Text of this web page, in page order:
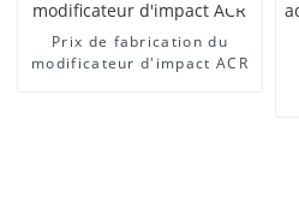
Prix ​​de fabrication du
modificateur d'impact ACR